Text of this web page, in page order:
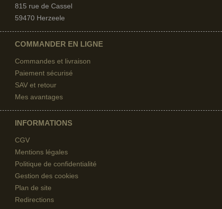
815 rue de Cassel
59470 Herzeele
COMMANDER EN LIGNE
Commandes et livraison
Paiement sécurisé
SAV et retour
Mes avantages
INFORMATIONS
CGV
Mentions légales
Politique de confidentialité
Gestion des cookies
Plan de site
Redirections